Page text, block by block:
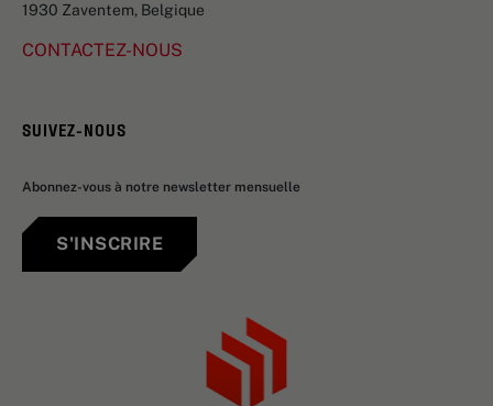
1930 Zaventem, Belgique
CONTACTEZ-NOUS
SUIVEZ-NOUS
Abonnez-vous à notre newsletter mensuelle
S'INSCRIRE